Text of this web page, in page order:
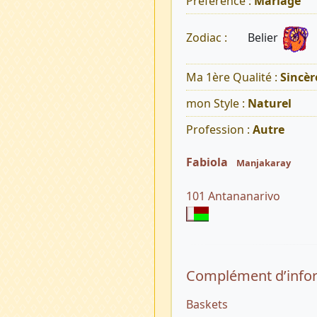
Zodiac : Belier
Ma 1ère Qualité :
mon Style : Naturel
Profession : Autre
Fabiola Manjakaray
101 Antananarivo
Complément
Baskets